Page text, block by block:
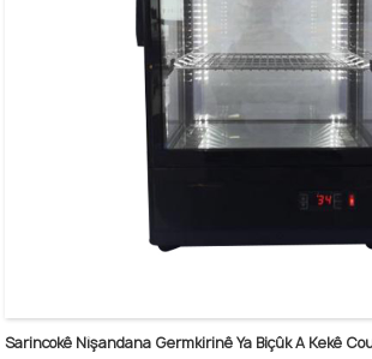
Sarincokê Nîşandana Germkirinê Ya Biçûk A Kekê